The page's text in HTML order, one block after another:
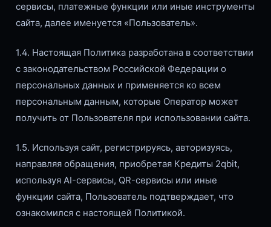
сервисы, платежные функции или иные инструменты
сайта, далее именуется «Пользователь».
1.4. Настоящая Политика разработана в соответствии
с законодательством Российской Федерации о
персональных данных и применяется ко всем
персональным данным, которые Оператор может
получить от Пользователя при использовании сайта.
1.5. Используя сайт, регистрируясь, авторизуясь,
направляя обращения, приобретая Кредиты 2qbit,
используя AI-сервисы, QR-сервисы или иные
функции сайта, Пользователь подтверждает, что
ознакомился с настоящей Политикой.